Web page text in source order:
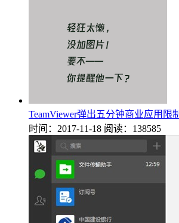
TeamViewer弹出五分钟商业应用限
时间：2017-11-18 阅读：138585